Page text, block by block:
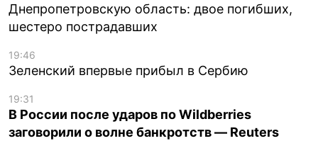
Днепропетровскую область: двое погибших,
шестеро пострадавших
19:46
Зеленский впервые прибыл в Сербию
19:31
В России после ударов по Wildberries
заговорили о волне банкротств — Reuters